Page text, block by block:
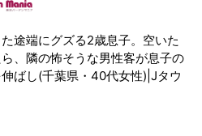
途端にグズる2歳息子。空いた
、隣の怖そうな男性客が息子の
ばし(千葉県・40代女性)|Jタウ